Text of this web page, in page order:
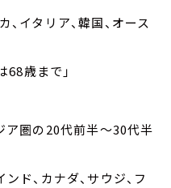
イタリア、韓国、オース
68歳まで」
ア圏の20代前半～30代半
ド、カナダ、サウジ、フ